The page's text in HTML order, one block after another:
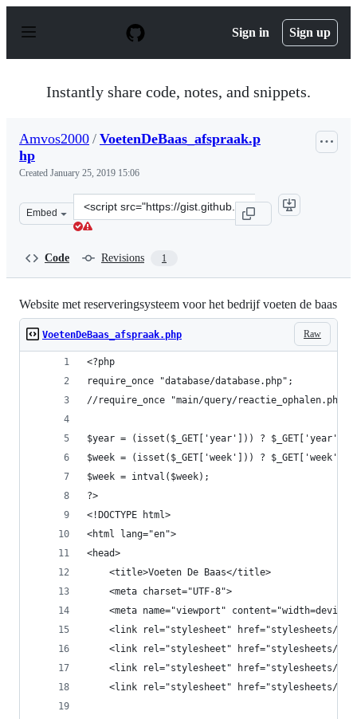
p
Sign in Sign up
Instantly share code, notes, and snippets.
Amvos2000 / VoetenDeBaas_afspraak.p
hp
Created January 25, 2019 15:06
Embed
Clone
this
Code Revisions 1
Website met reserveringsysteem voor het bedrijf voeten de baas
Raw
VoetenDeBaas_afspraak.php
<?php
require_once "database/database.php";
//require_once "main/query/reactie_ophalen.php";
$year = (isset($_GET['year'])) ? $_GET['year']
$week = (isset($_GET['week'])) ? $_GET['week']
$week = intval($week);
?>
<!DOCTYPE html>
<html lang="en">
<head>
    <title>Voeten De Baas</title>
    <meta charset="UTF-8">
<meta name="viewport"
<link rel="stylesheet" href="stylesheets/
<link rel="stylesheet" href="stylesheets/
<link rel="stylesheet" href="stylesheets/
<link rel="stylesheet" href="stylesheets/